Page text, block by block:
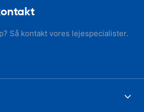
Så kontakt vores lejespecialister.